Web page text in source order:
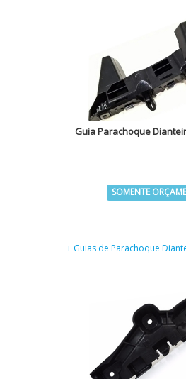
Guia Parachoque
SOMENTE
+ Guias de Parachoque